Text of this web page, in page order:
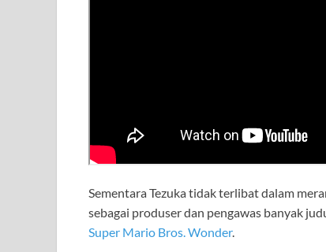
Sementara Tezuka tidak terlibat dalam
sebagai produser dan pengawas banyak
Super Mario Bros. Wonder.